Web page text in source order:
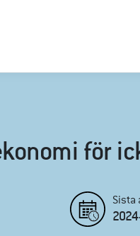
för
Sista